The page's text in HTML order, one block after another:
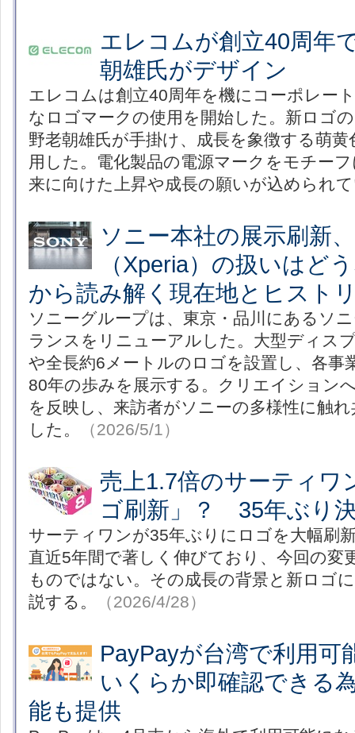
エレコムが創立40周年
朝雄氏がデザイン
エレコムは創立40周年を機にコーポレー
なロゴマークの使用を開始した。新ロゴ
野老朝雄氏が手掛け、成長を象徴する萌
用した。電化製品の電源マークをモチー
来に向けた上昇や成長の願いが込められ
ソニー本社の展示刷新
（Xperia）の扱いはど
から読み解く現在地とヒスト
ソニーグループは、東京・品川にあるソ
ランスをリニューアルした。大型ディス
や全長約6メートルのロゴを設置し、各事
80年の歩みを展示する。クリエイション
を反映し、来訪者がソニーの多様性に触
した。
（2026/5/1）
売上1.7倍のサーティワ
ゴ刷新」？ 35年ぶり
サーティワンが35年ぶりにロゴを大幅刷
直近5年間で著しく伸びており、今回の変
ものではない。その成長の背景と新ロゴ
説する。
（2026/4/28）
PayPayが台湾で利用
いくらか即確認できる
能も提供